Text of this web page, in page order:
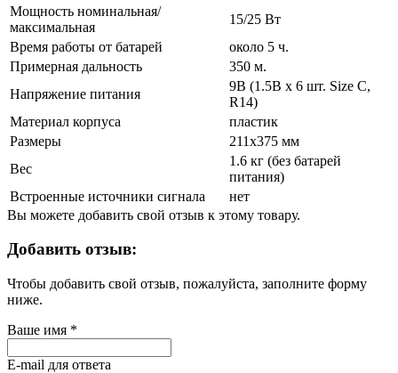
Мощность номинальная/
максимальная
15/25 Вт
Время работы от батарей
около 5 ч.
Примерная дальность
350 м.
Напряжение питания
9В (1.5В х 6 шт. Size C,
R14)
Материал корпуса
пластик
Размеры
211х375 мм
Вес
1.6 кг (без батарей
питания)
Встроенные источники сигнала
нет
Вы можете добавить свой отзыв к этому товару.
Добавить отзыв:
Чтобы добавить свой отзыв, пожалуйста, заполните форму
ниже.
Ваше имя *
E-mail для ответа